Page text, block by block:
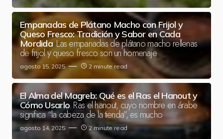
Empanadas de Plátano Macho con Frijol y
Queso Fresco: Tradición y Sabor en Cada
Mordida Las empanadas de plátano macho rellenas
de frijol y queso fresco son un homenaje
agosto 15, 2025 2 minute read
El Alma del Magreb: Qué es el Ras el Hanout y
Cómo Usarlo Ras el hanout, cuyo nombre en árabe
significa “la cabeza de la tienda”, es mucho
agosto 14, 2025 2 minute read